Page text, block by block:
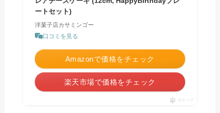
ートセット)
洋菓子店カサミンゴー
口コミを見る
Amazonで価格をチェック
楽天市場で価格をチェック
ポチップ